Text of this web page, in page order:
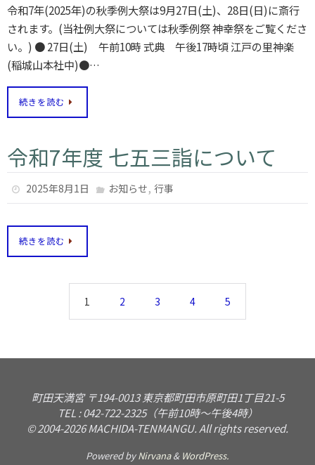
令和7年(2025年)の秋季例大祭は9月27日(土)、28日(日)に斎行
されます。(当社例大祭については秋季例祭 神幸祭をご覧くださ
い。) ● 27日(土) 午前10時 式典 午後17時頃 江戸の里神楽
(稲城山本社中)●…
続きを読む
令和7年度 七五三詣について
2025年8月1日 お知らせ, 行事
続きを読む
1 2 3 4 5
町田天満宮 〒194-0013 東京都町田市原町田1丁目21-5
TEL : 042-722-2325（午前10時〜午後4時）
© 2004-2026 MACHIDA-TENMANGU. All rights reserved.
Powered byNirvana& WordPress.